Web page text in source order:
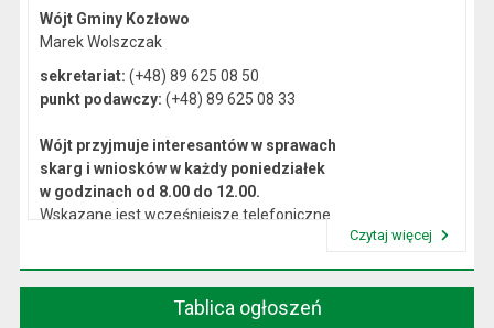
Wójt Gminy Kozłowo
Marek Wolszczak
sekretariat: (+48) 89 625 08 50
punkt podawczy: (+48) 89 625 08 33
Wójt przyjmuje interesantów w sprawach
skarg i wniosków w każdy poniedziałek
w godzinach od 8.00 do 12.00.
Wskazane jest wcześniejsze telefoniczne
Czytaj więcej
Tablica ogłoszeń